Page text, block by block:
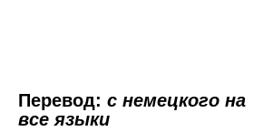
Перевод: с немецкого на
все языки